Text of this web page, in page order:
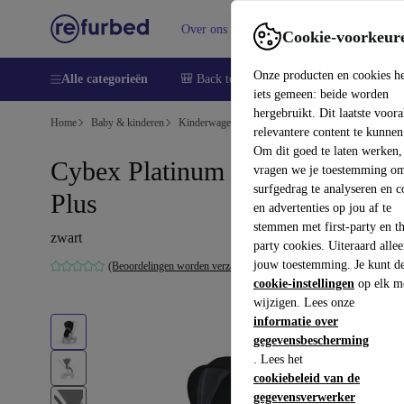
Cookie-
Onze producten en cookies
iets gemeen: beide worden
hergebruikt. Dit laatste
relevantere content te
Om dit goed te laten werken,
vragen we je toestemming
surfgedrag te analyseren en
en advertenties op jou af te
stemmen met first-party en
party cookies. Uiteraard
jouw toestemming. Je kunt
cookie-instellingen op elk
wijzigen. Lees onze
informatie over
gegevensbescherming
. Lees het
cookiebeleid van de
gegevensverwerker
Over ons Verkopen Support
Alle categorieën 🎒 Back to school Smartphones
Home Baby & kinderen Kinderwagens & Buggy's
Cybex Platinum Priam zitpakket
Plus
zwart
(Beoordelingen worden verzameld)